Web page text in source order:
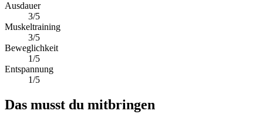
Ausdauer
3/5
Muskeltraining
3/5
Beweglichkeit
1/5
Entspannung
1/5
Das musst du mitbringen